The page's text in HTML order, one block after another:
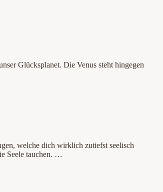
Glücksplanet. Die Venus steht hingegen
welche dich wirklich zutiefst seelisch
Seele tauchen. …